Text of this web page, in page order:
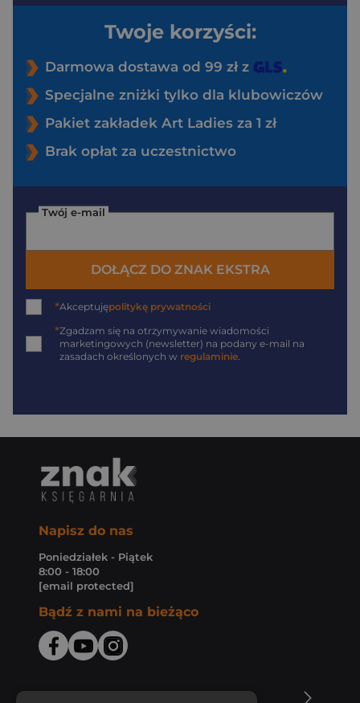
Twoje korzyści:
Darmowa dostawa od 99 zł z
Specjalne zniżki tylko dla klubowiczów
Pakiet zakładek Art Ladies za 1 zł
Brak opłat za uczestnictwo
Twój e-mail
DOŁĄCZ DO ZNAK EKSTRA
*Akceptujępolitykę prywatności
*Zgadzam się na otrzymywanie wiadomości
marketingowych (newsletter) na podany e-mail na
zasadach określonych w regulaminie
Napisz do nas
Poniedziałek - Piątek
8:00 - 18:00
[email protected]
Bądź z nami na bieżąco